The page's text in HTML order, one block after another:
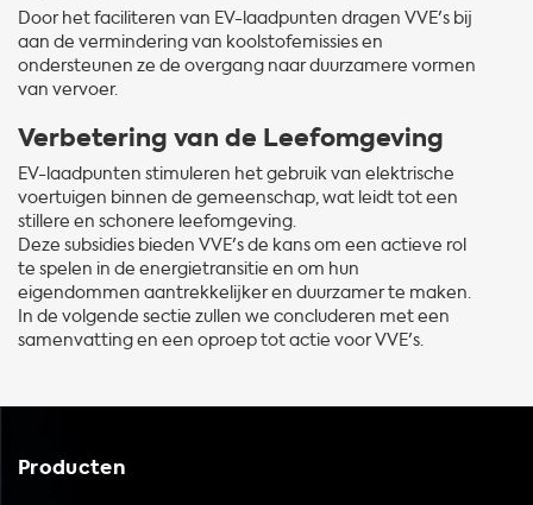
Door het faciliteren van EV-laadpunten dragen VVE's bij
aan de vermindering van koolstofemissies en
ondersteunen ze de overgang naar duurzamere vormen
van vervoer.
Verbetering van de Leefomgeving
EV-laadpunten stimuleren het gebruik van elektrische
voertuigen binnen de gemeenschap, wat leidt tot een
stillere en schonere leefomgeving.
Deze subsidies bieden VVE's de kans om een actieve rol
te spelen in de energietransitie en om hun
eigendommen aantrekkelijker en duurzamer te maken.
In de volgende sectie zullen we concluderen met een
samenvatting en een oproep tot actie voor VVE's.
Producten